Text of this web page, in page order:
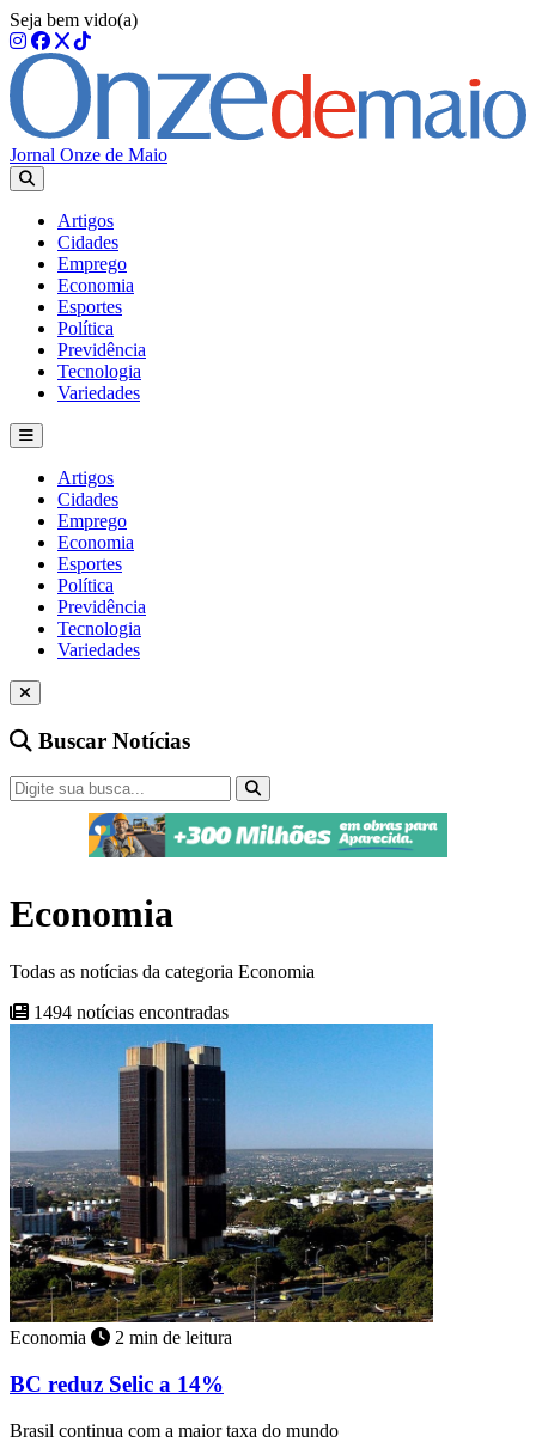
Seja bem vido(a)
Jornal Onze de Maio
Artigos
Cidades
Emprego
Economia
Esportes
Política
Previdência
Tecnologia
Variedades
Artigos
Cidades
Emprego
Economia
Esportes
Política
Previdência
Tecnologia
Variedades
Buscar Notícias
Economia
Todas as notícias da categoria Economia
1494 notícias encontradas
Economia 2 min de leitura
BC reduz Selic a 14%
Brasil continua com a maior taxa do mundo